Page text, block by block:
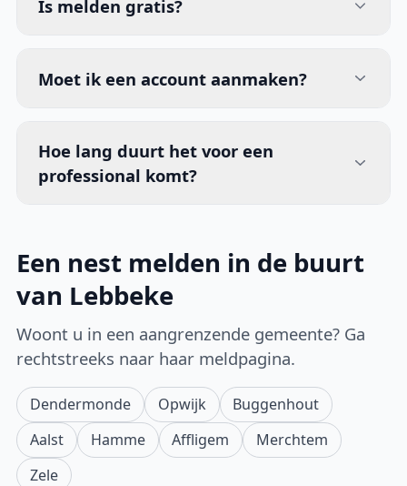
Is melden gratis?
Moet ik een account aanmaken?
Hoe lang duurt het voor een
professional komt?
Een nest melden in de buurt
van Lebbeke
Woont u in een aangrenzende gemeente? Ga
rechtstreeks naar haar meldpagina.
Dendermonde Opwijk
Buggenhout
Aalst
Hamme Affligem
Merchtem
Zele